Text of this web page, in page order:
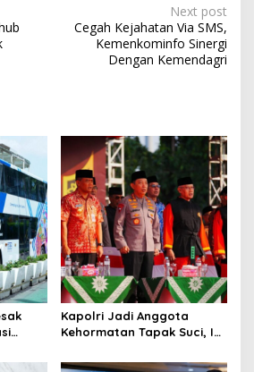
Next post
Cegah Kejahatan Via SMS,
Kemenkominfo Sinergi
Dengan Kemendagri
Kapolri Jadi Anggota
Kehormatan Tapak Suci, Ini